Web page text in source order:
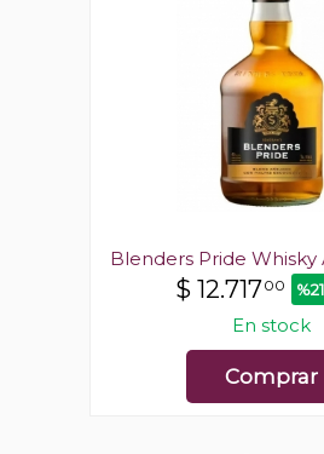
Blenders Pride Whisky
$ 12.71700
En stock
Comprar